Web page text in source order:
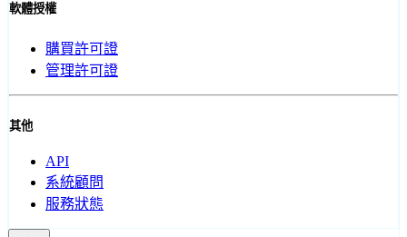
軟體授權
購買許可證
管理許可證
其他
API
系統顧問
服務狀態